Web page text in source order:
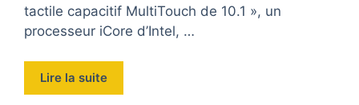
tactile capacitif MultiTouch de 10.1 », un
processeur iCore d’Intel, …
Lire la suite